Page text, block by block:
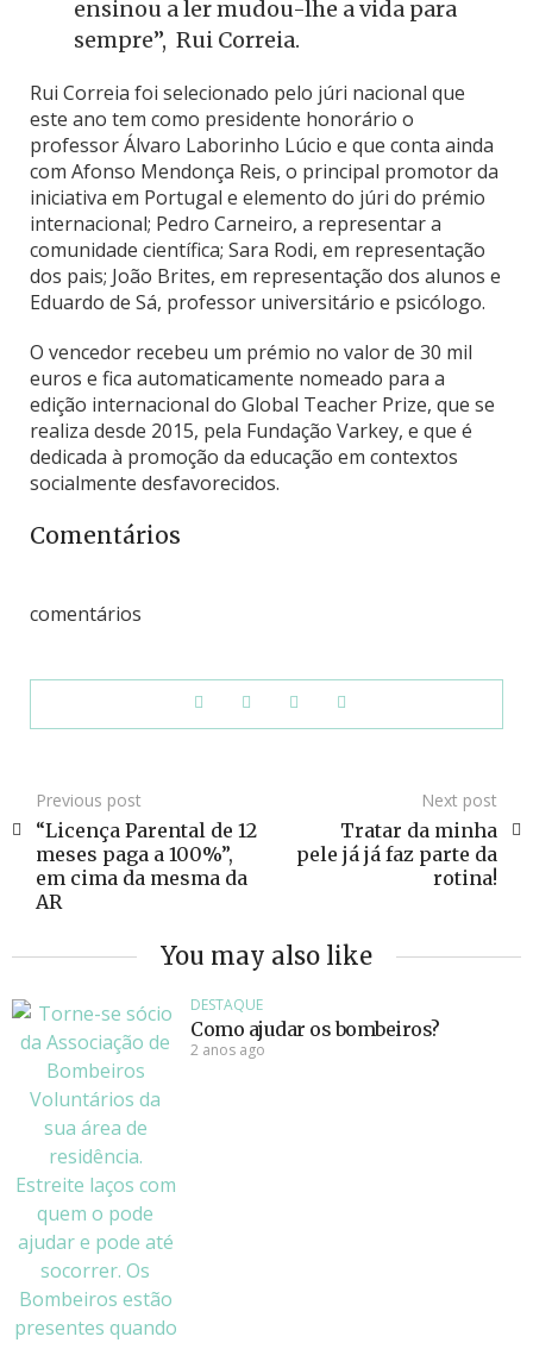
ensinou a ler mudou-lhe a vida para
sempre”, Rui Correia.
Rui Correia foi selecionado pelo júri nacional que
este ano tem como presidente honorário o
professor Álvaro Laborinho Lúcio e que conta ainda
com Afonso Mendonça Reis, o principal promotor da
iniciativa em Portugal e elemento do júri do prémio
internacional; Pedro Carneiro, a representar a
comunidade científica; Sara Rodi, em representação
dos pais; João Brites, em representação dos alunos e
Eduardo de Sá, professor universitário e psicólogo.
O vencedor recebeu um prémio no valor de 30 mil
euros e fica automaticamente nomeado para a
edição internacional do Global Teacher Prize, que se
realiza desde 2015, pela Fundação Varkey, e que é
dedicada à promoção da educação em contextos
socialmente desfavorecidos.
Comentários
comentários
Previous post
“Licença Parental de 12
meses paga a 100%”,
em cima da mesma da
AR
Next post
Tratar da minha
pele já já faz parte da
rotina!
You may also like
DESTAQUE
Como ajudar os bombeiros?
2 anos ago